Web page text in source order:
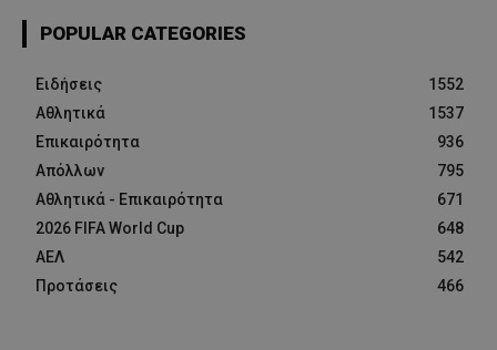
POPULAR CATEGORIES
Ειδήσεις
1552
Αθλητικά
1537
Επικαιρότητα
936
Απόλλων
795
Αθλητικά - Επικαιρότητα
671
2026 FIFA World Cup
648
ΑΕΛ
542
Προτάσεις
466